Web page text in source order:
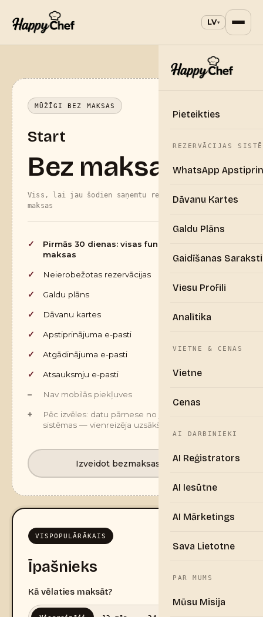
LV▾
Pieteikties
REZERVĀCIJAS
WhatsApp
Dāvanu Kartes
Galdu Plāns
Gaidīšanas Saraksti
Viesu Profili
Analītika
VIETNE & CENAS
Vietne
Cenas
AI DARBINIEKI
AI Reģistrators
AI Iesūtne
AI Mārketings
Sava Lietotne
PAR MUMS
Mūsu Misija
MŪŽĪGI BEZ MAKSAS
Start
Bez maksas
Viss, lai jau šodien saņemtu rezervācijas bez
maksas
Pirmās 30 dienas: visas funkcijas bez
maksas
Neierobežotas rezervācijas
Galdu plāns
Dāvanu kartes
Apstiprinājuma e-pasti
Atgādinājuma e-pasti
Atsauksmju e-pasti
Nav mobilās piekļuves
Pēc izvēles: datu pārnese no jūsu pašreizējās
sistēmas — vienreizēja uzsākšanas maksa €250
Izveidot bezmaksas kontu
VISPOPULĀRĀKAIS
Īpašnieks
Kā vēlaties maksāt?